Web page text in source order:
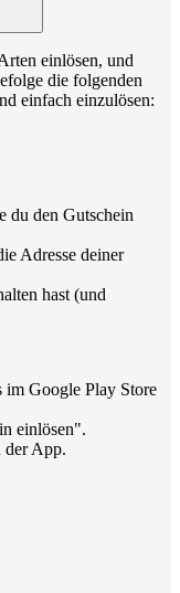
einlösen, und
die folgenden
einfach einzulösen:
du den Gutschein
Adresse deiner
hast (und
Google Play Store
einlösen".
der App.